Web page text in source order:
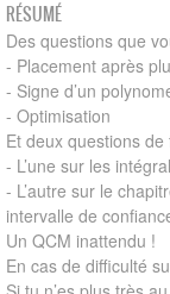
RÉSUMÉ
Des questions que
- Placement après
- Signe d’un
- Optimisation
Et deux questions de
- L’une sur les
- L’autre sur le
intervalle de
Un QCM inattendu !
En cas de difficulté